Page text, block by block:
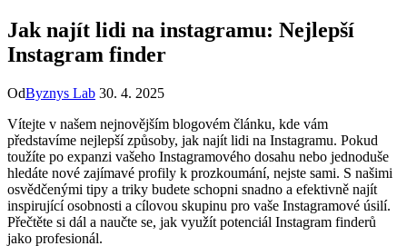
Jak najít lidi na instagramu: Nejlepší
Instagram finder
OdByznys Lab 30. 4. 2025
Vítejte v našem nejnovějším blogovém článku, kde vám
představíme nejlepší způsoby, jak najít lidi na Instagramu. Pokud
toužíte po expanzi vašeho Instagramového dosahu nebo jednoduše
hledáte nové zajímavé profily k prozkoumání, nejste sami. S našimi
osvědčenými tipy a triky budete schopni snadno a efektivně najít
inspirující osobnosti a cílovou skupinu pro vaše Instagramové úsilí.
Přečtěte si dál a naučte se, jak využít potenciál Instagram finderů
jako profesionál.